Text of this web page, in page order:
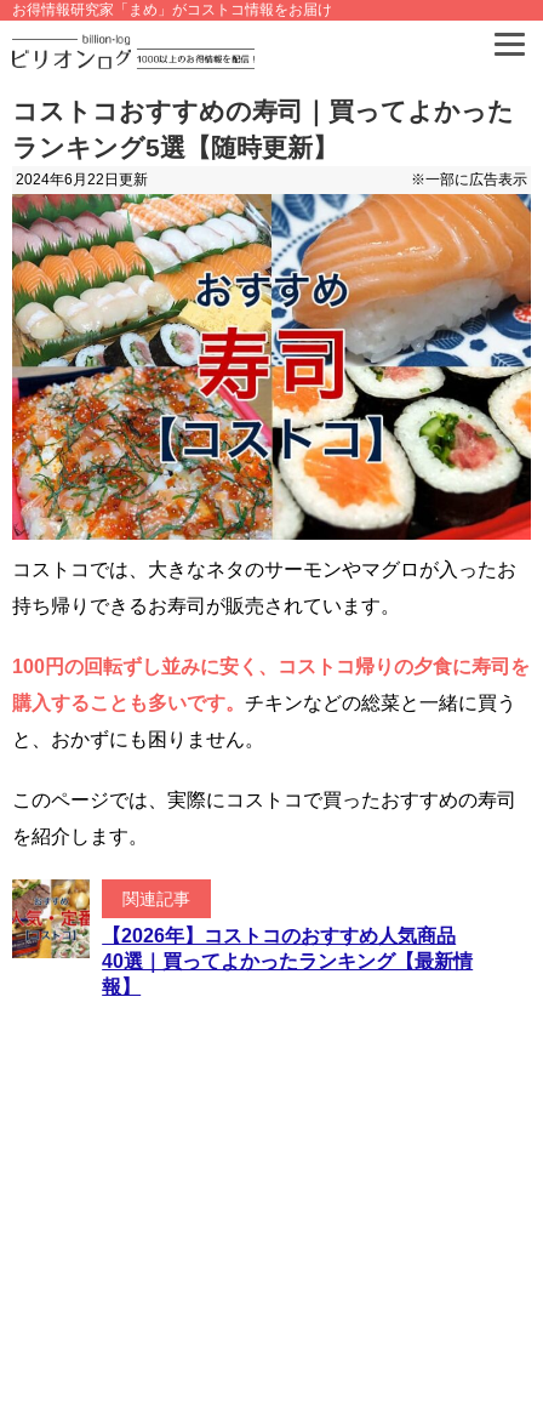
お得情報研究家「まめ」がコストコ情報をお届け
コストコおすすめの寿司｜買ってよかった
ランキング5選【随時更新】
2024年6月22日 更新 ※一部に広告表示
コストコでは、大きなネタのサーモンやマグロが入ったお
持ち帰りできるお寿司が販売されています。
100円の回転ずし並みに安く、コストコ帰りの夕食に寿司を
購入することも多いです。 チキンなどの総菜と一緒に買う
と、おかずにも困りません。
このページでは、実際にコストコで買ったおすすめの寿司
を紹介します。
関連記事
【2026年】コストコのおすすめ人気商品
40選｜買ってよかったランキング【最新情
報】